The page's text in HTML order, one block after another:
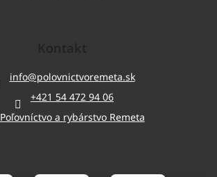
info@polovnictvoremeta.sk
+421 54 472 94 06
Poľovníctvo a rybárstvo Remeta